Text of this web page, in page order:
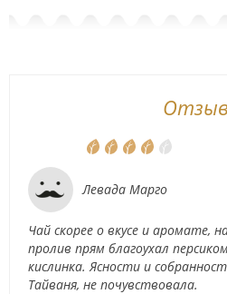
Левада Марго
Чай скорее о вкусе и аромате,
пролив прям благоухал
кислинка. Ясности и
Тайваня, не почувствовала.